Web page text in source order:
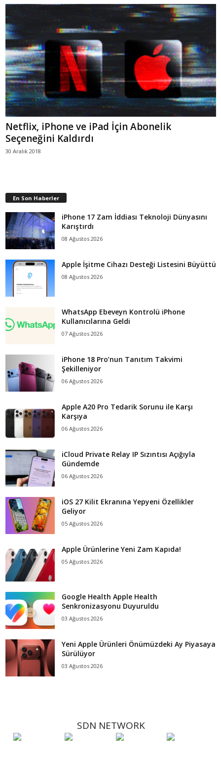
Netflix, iPhone ve iPad İçin Abonelik
Seçeneğini Kaldırdı
30 Aralık 2018
En Son Haberler
iPhone 17 Zam İddiası Teknoloji Dünyasını
Karıştırdı
08 Ağustos 2026
Apple İşitme Cihazı Desteği Listesini Büyüttü
08 Ağustos 2026
WhatsApp Ebeveyn Kontrolü iPhone
Kullanıcılarına Geldi
07 Ağustos 2026
iPhone 18 Pro’nun Tanıtım Takvimi
Şekilleniyor
06 Ağustos 2026
Apple A20 Pro Tedarik Sorunu ile Karşı
Karşıya
06 Ağustos 2026
iCloud Private Relay IP Sızıntısı Açığıyla
Gündemde
06 Ağustos 2026
iOS 27 Kilit Ekranına Yepyeni Özellikler
Geliyor
05 Ağustos 2026
Apple Ürünlerine Yeni Zam Kapıda!
05 Ağustos 2026
Google Health Apple Health
Senkronizasyonu Duyuruldu
03 Ağustos 2026
Yeni Apple Ürünleri Önümüzdeki Ay Piyasaya
Sürülüyor
03 Ağustos 2026
SDN NETWORK